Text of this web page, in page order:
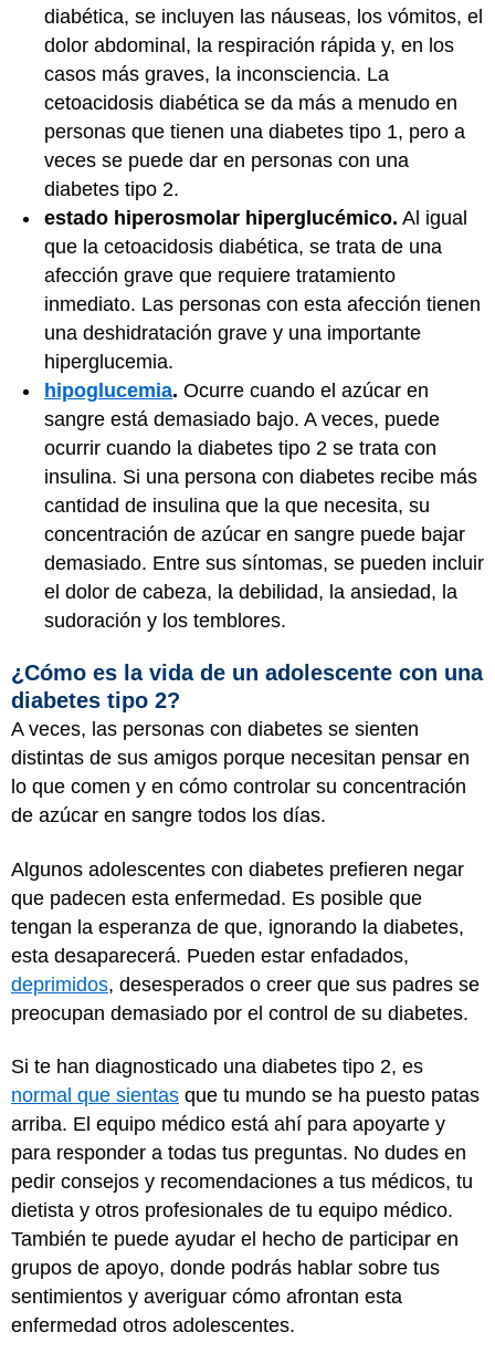
diabética, se incluyen las náuseas, los vómitos, el
dolor abdominal, la respiración rápida y, en los
casos más graves, la inconsciencia. La
cetoacidosis diabética se da más a menudo en
personas que tienen una diabetes tipo 1, pero a
veces se puede dar en personas con una
diabetes tipo 2.
estado hiperosmolar hiperglucémico. Al igual
que la cetoacidosis diabética, se trata de una
afección grave que requiere tratamiento
inmediato. Las personas con esta afección tienen
una deshidratación grave y una importante
hiperglucemia.
hipoglucemia. Ocurre cuando el azúcar en
sangre está demasiado bajo. A veces, puede
ocurrir cuando la diabetes tipo 2 se trata con
insulina. Si una persona con diabetes recibe más
cantidad de insulina que la que necesita, su
concentración de azúcar en sangre puede bajar
demasiado. Entre sus síntomas, se pueden incluir
el dolor de cabeza, la debilidad, la ansiedad, la
sudoración y los temblores.
¿Cómo es la vida de un adolescente con una
diabetes tipo 2?
A veces, las personas con diabetes se sienten
distintas de sus amigos porque necesitan pensar en
lo que comen y en cómo controlar su concentración
de azúcar en sangre todos los días.
Algunos adolescentes con diabetes prefieren negar
que padecen esta enfermedad. Es posible que
tengan la esperanza de que, ignorando la diabetes,
esta desaparecerá. Pueden estar enfadados,
deprimidos, desesperados o creer que sus padres se
preocupan demasiado por el control de su diabetes.
Si te han diagnosticado una diabetes tipo 2, es
normal que sientas que tu mundo se ha puesto patas
arriba. El equipo médico está ahí para apoyarte y
para responder a todas tus preguntas. No dudes en
pedir consejos y recomendaciones a tus médicos, tu
dietista y otros profesionales de tu equipo médico.
También te puede ayudar el hecho de participar en
grupos de apoyo, donde podrás hablar sobre tus
sentimientos y averiguar cómo afrontan esta
enfermedad otros adolescentes.